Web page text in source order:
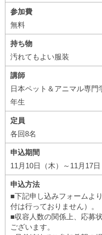
参加費
無料
持ち物
汚れてもよい服装
講師
日本ペット＆アニマル専
年生
定員
各回8名
申込期間
11月10日（木）～11月17日
申込方法
■下記申し込みフォームよ
付は行っておりません）。
■収容人数の関係上、応募
ございます。